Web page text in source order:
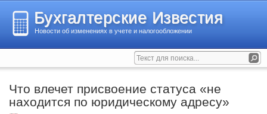
Бухгалтерские Известия
Новости об изменениях в учете и налогообложении
Что влечет присвоение статуса «не
находится по юридическому адресу»